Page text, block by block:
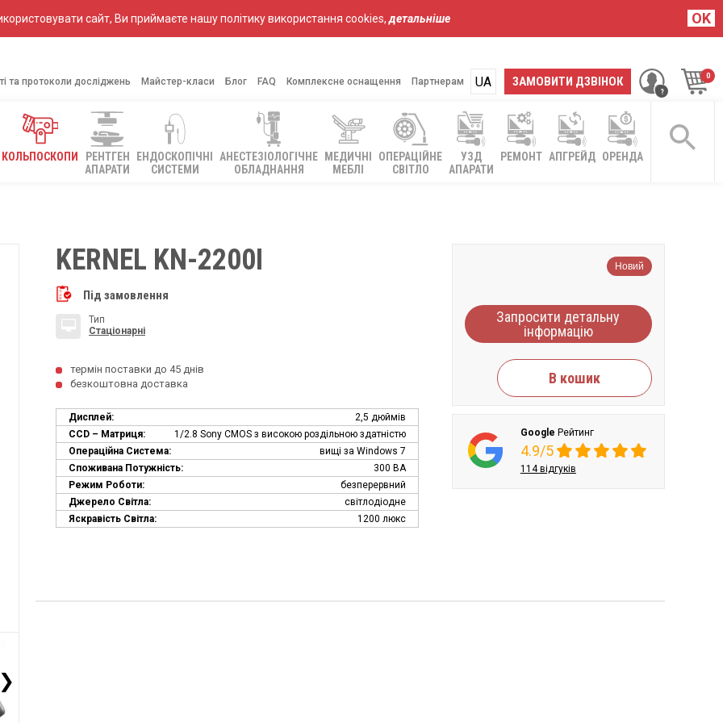
сайт, Ви приймаєте нашу політику використання cookies,детальніше OK
та протоколи досліджень Майстер-класи Блог FAQ Комплексне оснащення Партнерам ЗАМОВИТИ ДЗВІНОК
UA
RU
КОЛЬПОСКОПИ
РЕНТГЕН
АПАРАТИ
ЕНДОСКОПІЧНІ
СИСТЕМИ
АНЕСТЕЗІОЛОГІЧНЕ
ОБЛАДНАННЯ
МЕДИЧНІ
МЕБЛІ
ОПЕРАЦІЙНЕ
СВІТЛО
УЗД
АПАРАТИ
РЕМОНТ АПГРЕЙД ОРЕНДА
KERNEL KN-2200І
Під замовлення
Тип
Стаціонарні
термін поставки до 45 днів
безкоштовна доставка
Дисплей:
2,5 дюймів
СCD – Матриця:
1/2.8 Sony CMOS з високою роздільною здатністю
Операційна Система:
вищі за Windows 7
Споживана Потужність:
300 ВА
Режим Роботи:
безперервний
Джерело Світла:
світлодіодне
Яскравість Світла:
1200 люкс
Новий
Запросити детальну
інформацію
В кошик
Google Рейтинг
4.9/5
114 відгуків